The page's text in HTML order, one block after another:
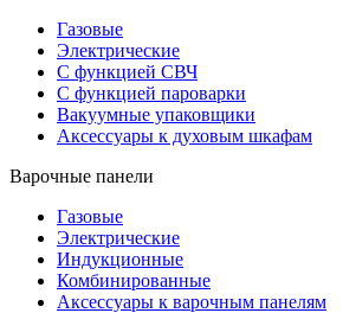
Газовые
Электрические
С функцией СВЧ
С функцией пароварки
Вакуумные упаковщики
Аксессуары к духовым шкафам
Варочные панели
Газовые
Электрические
Индукционные
Комбинированные
Аксессуары к варочным панелям